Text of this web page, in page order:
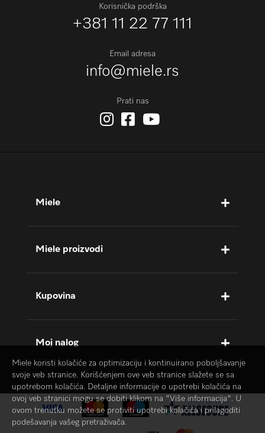
Korisnička podrška
+381 11 22 77 111
Email adresa
info@miele.rs
Prati nas
Miele
Miele proizvodi
Kupovina
Moj nalog
Miele koristi kolačiće za optimizaciju i kontinuirano poboljšavanje
svoje veb stranice. Korišćenjem ove veb stranice slažete se sa
upotrebom kolačića. Detaljne informacije o upotrebi kolačića na
ovoj veb stranici mogu se dobiti klikom na "Više informacija". U
ovom trenutku možete se protiviti upotrebi kolačića i prilagoditi
podešavanja vašeg pretraživača.